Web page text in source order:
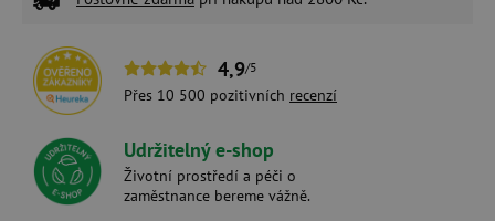
4,9/5
Přes 10 500 pozitivních recenzí
Udržitelný e-shop
Životní prostředí a péči o
zaměstnance bereme vážně.